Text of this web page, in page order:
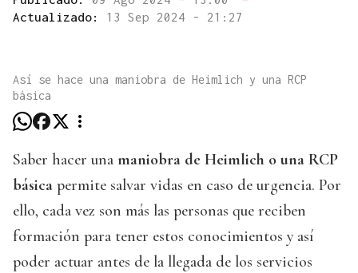
Actualizado: 13 Sep 2024 - 21:27
Así se hace una maniobra de Heimlich y una RCP
básica
Saber hacer una maniobra de Heimlich o una RCP
básica permite salvar vidas en caso de urgencia. Por
ello, cada vez son más las personas que reciben
formación para tener estos conocimientos y así
poder actuar antes de la llegada de los servicios